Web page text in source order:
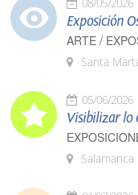
Exposición
ARTE /
Santa
05/06/2026
Visibilizar lo
Salamanca